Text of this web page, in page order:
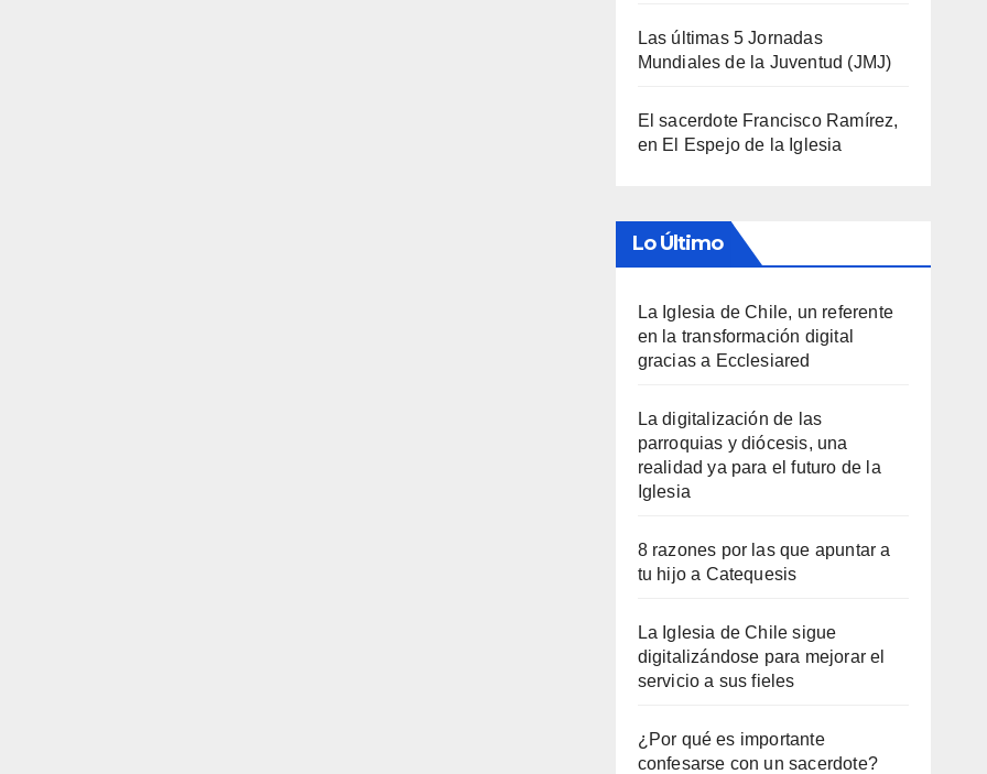
Las últimas 5 Jornadas
Mundiales de la Juventud (JMJ)
El sacerdote Francisco Ramírez,
en El Espejo de la Iglesia
Lo Último
La Iglesia de Chile, un referente
en la transformación digital
gracias a Ecclesiared
La digitalización de las
parroquias y diócesis, una
realidad ya para el futuro de la
Iglesia
8 razones por las que apuntar a
tu hijo a Catequesis
La Iglesia de Chile sigue
digitalizándose para mejorar el
servicio a sus fieles
¿Por qué es importante
confesarse con un sacerdote?